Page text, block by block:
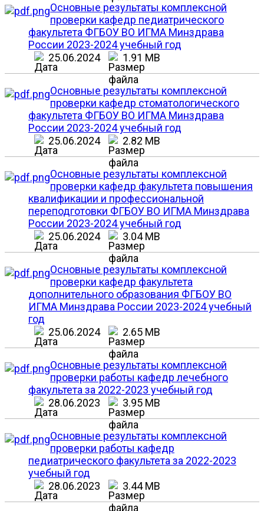
Основные результаты комплексной
проверки кафедр педиатрического
факультета ФГБОУ ВО ИГМА Минздрава
России 2023-2024 учебный год
25.06.2024
1.91 MB
Основные результаты комплексной
проверки кафедр стоматологического
факультета ФГБОУ ВО ИГМА Минздрава
России 2023-2024 учебный год
25.06.2024
2.82 MB
Основные результаты комплексной
проверки кафедр факультета повышения
квалификации и профессиональной
переподготовки ФГБОУ ВО ИГМА Минздрава
России 2023-2024 учебный год
25.06.2024
3.04 MB
Основные результаты комплексной
проверки кафедр факультета
дополнительного образования ФГБОУ ВО
ИГМА Минздрава России 2023-2024 учебный
год
25.06.2024
2.65 MB
Основные результаты комплексной
проверки работы кафедр лечебного
факультета за 2022-2023 учебный год
28.06.2023
3.95 MB
Основные результаты комплексной
проверки работы кафедр
педиатрического факультета за 2022-2023
учебный год
28.06.2023
3.44 MB